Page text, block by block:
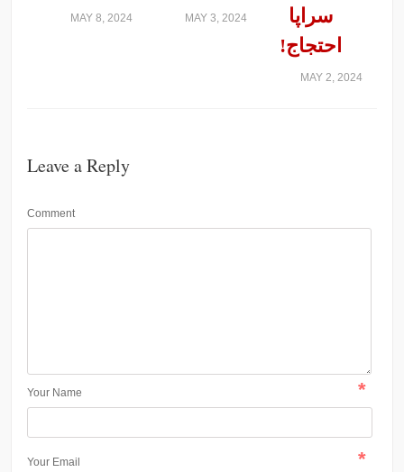
MAY 8, 2024 MAY 3, 2024
سراپا
احتجاج!
MAY 2, 2024
Leave a Reply
Comment
Your Name *
Your Email *